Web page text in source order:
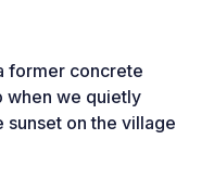
former concrete
when we quietly
sunset on the village